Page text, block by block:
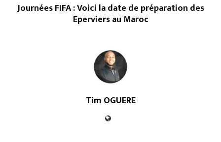
Journées FIFA : Voici la date de préparation des
Eperviers au Maroc
Tim OGUERE